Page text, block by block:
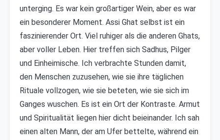
unterging. Es war kein großartiger Wein, aber es war
ein besonderer Moment. Assi Ghat selbst ist ein
faszinierender Ort. Viel ruhiger als die anderen Ghats,
aber voller Leben. Hier treffen sich Sadhus, Pilger
und Einheimische. Ich verbrachte Stunden damit,
den Menschen zuzusehen, wie sie ihre täglichen
Rituale vollzogen, wie sie beteten, wie sie sich im
Ganges wuschen. Es ist ein Ort der Kontraste. Armut
und Spiritualität liegen hier dicht beieinander. Ich sah
einen alten Mann, der am Ufer bettelte, während ein